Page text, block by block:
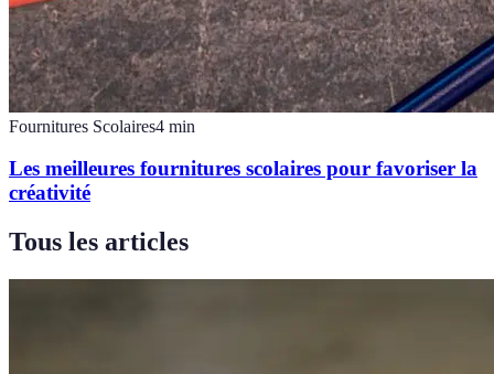
Fournitures Scolaires4 min
Les meilleures fournitures scolaires pour favoriser la
créativité
Tous les articles